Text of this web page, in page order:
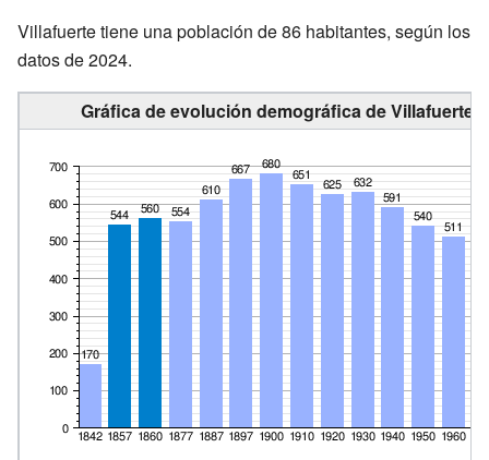
Villafuerte tiene una población de 86 habitantes, según los
datos de 2024.
Gráfica de evolución demográfica de Villafuerte